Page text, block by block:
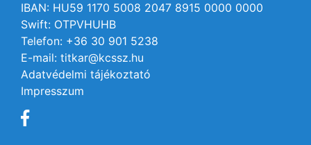
IBAN: HU59 1170 5008 2047 8915 0000 0000
Swift: OTPVHUHB
Telefon: +36 30 901 5238
E-mail: titkar@kcssz.hu
Adatvédelmi tájékoztató
Impresszum